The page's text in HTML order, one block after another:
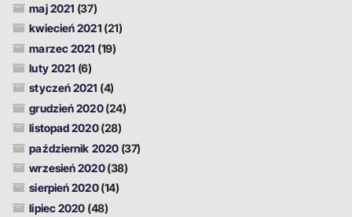
maj 2021 (37)
kwiecień 2021 (21)
marzec 2021 (19)
luty 2021 (6)
styczeń 2021 (4)
grudzień 2020(24)
listopad 2020(28)
październik 2020(37)
wrzesień 2020(38)
sierpień 2020(14)
lipiec 2020 (48)